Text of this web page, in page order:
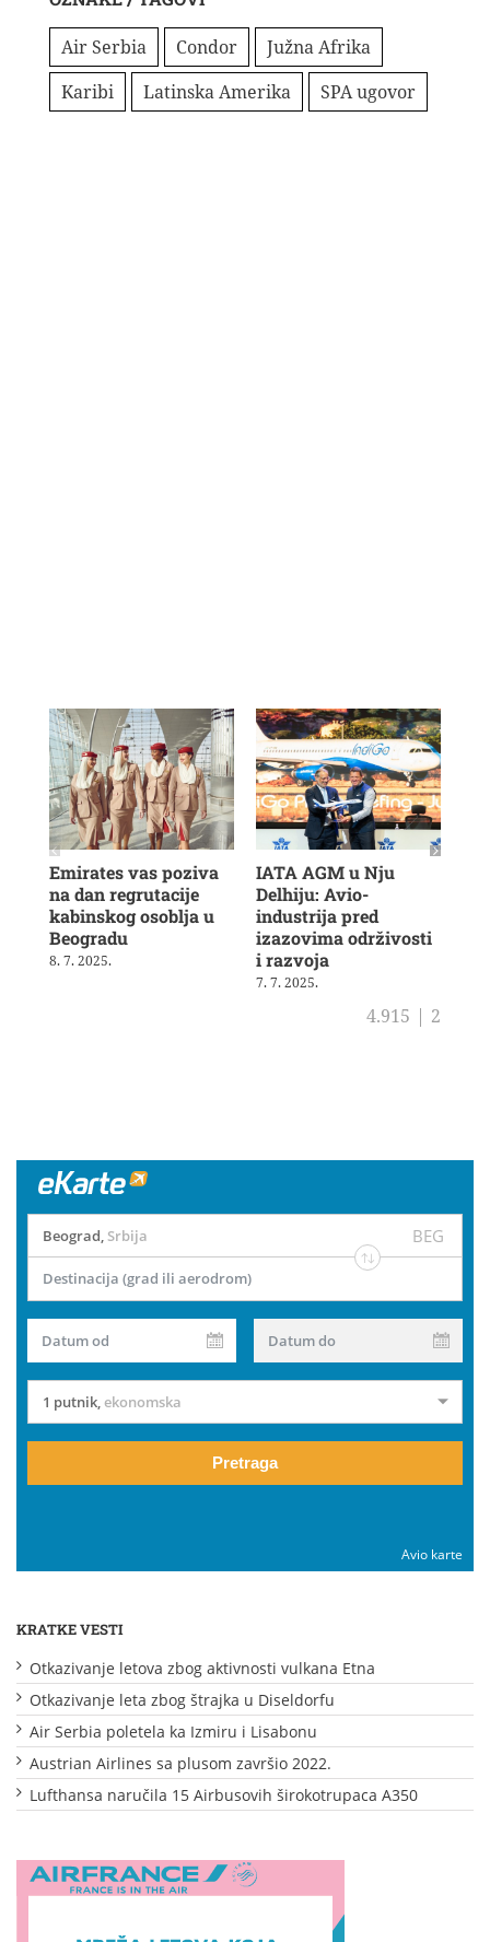
Air Serbia Condor
Južna Afrika
Karibi
Latinska Amerika SPA ugovor
Emirates vas poziva
na dan regrutacije
kabinskog osoblja u
Beogradu
8. 7. 2025.
IATA AGM u Nju
Delhiju: Avio-
industrija pred
izazovima održivosti
i razvoja
7. 7. 2025.
4.915 | 2
Beograd Srbija BEG
Destinacija (grad ili aerodrom)
Datum od Datum do
1 putnik ekonomska
Pretraga
Avio karte
KRATKE VESTI
Otkazivanje letova zbog aktivnosti vulkana Etna
Otkazivanje leta zbog štrajka u Diseldorfu
Air Serbia poletela ka Izmiru i Lisabonu
Austrian Airlines sa plusom završio 2022.
Lufthansa naručila 15 Airbusovih širokotrupaca A350